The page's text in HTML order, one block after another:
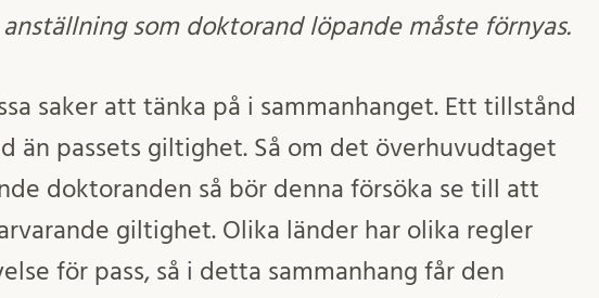
som doktorand löpande måste förnyas.
saker att tänka på i sammanhanget. Ett tillstånd
än passets giltighet. Så om det överhuvudtaget
doktoranden så bör denna försöka se till att
giltighet. Olika länder har olika regler
för pass, så i detta sammanhang får den